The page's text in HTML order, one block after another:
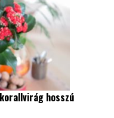
hosszú